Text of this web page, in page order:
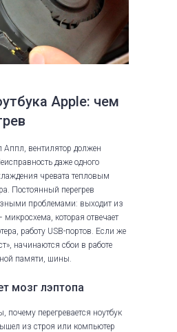
Apple: чем
Аппл, вентилятор должен
даже одного
чревата тепловым
Постоянный перегрев
проблемами: выходит из
которая отвечает
работу USB-портов. Если же
начинаются сбои в работе
памяти, шины.
мозг лэптопа
перегревается ноутбук
из строя или компьютер